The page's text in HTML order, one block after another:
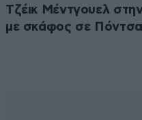
Τζέικ Μέντγουελ
με σκάφος σε Πόντσα